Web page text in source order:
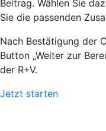
Beitrag. Wählen Sie
Sie die passenden
Nach Bestätigung der
Button „Weiter zur
der R+V.
Jetzt starten